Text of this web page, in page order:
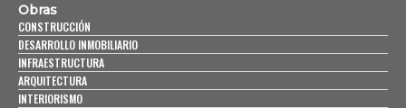
Obras
CONSTRUCCIÓN
DESARROLLO INMOBILIARIO
INFRAESTRUCTURA
ARQUITECTURA
INTERIORISMO